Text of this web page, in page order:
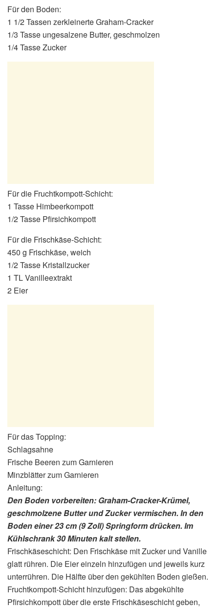
Für den Boden:
1 1/2 Tassen zerkleinerte Graham-Cracker
1/3 Tasse ungesalzene Butter, geschmolzen
1/4 Tasse Zucker
Für die Fruchtkompott-Schicht:
1 Tasse Himbeerkompott
1/2 Tasse Pfirsichkompott
Für die Frischkäse-Schicht:
450 g Frischkäse, weich
1/2 Tasse Kristallzucker
1 TL Vanilleextrakt
2 Eier
Für das Topping:
Schlagsahne
Frische Beeren zum Garnieren
Minzblätter zum Garnieren
Anleitung:
Den Boden vorbereiten: Graham-Cracker-Krümel,
geschmolzene Butter und Zucker vermischen. In den
Boden einer 23 cm (9 Zoll) Springform drücken. Im
Kühlschrank 30 Minuten kalt stellen.
Frischkäseschicht: Den Frischkäse mit Zucker und Vanille
glatt rühren. Die Eier einzeln hinzufügen und jeweils kurz
unterrühren. Die Hälfte über den gekühlten Boden gießen.
Fruchtkompott-Schicht hinzufügen: Das abgekühlte
Pfirsichkompott über die erste Frischkäseschicht geben,